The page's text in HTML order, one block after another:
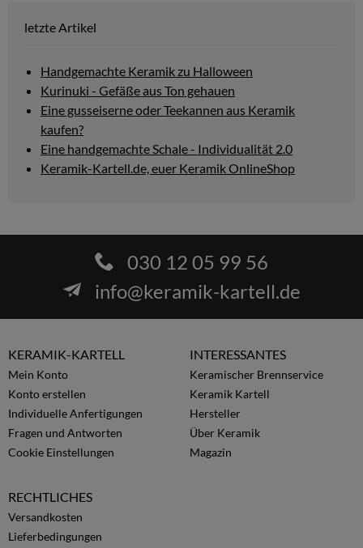
letzte Artikel
Handgemachte Keramik zu Halloween
Kurinuki - Gefäße aus Ton gehauen
Eine gusseiserne oder Teekannen aus Keramik
kaufen?
Eine handgemachte Schale - Individualität 2.0
Keramik-Kartell.de, euer Keramik OnlineShop
030 12 05 99 56
info@keramik-kartell.de
KERAMIK-KARTELL
Mein Konto
Konto erstellen
Individuelle Anfertigungen
Fragen und Antworten
Cookie Einstellungen
INTERESSANTES
Keramischer Brennservice
Keramik Kartell
Hersteller
Über Keramik
Magazin
RECHTLICHES
Versandkosten
Lieferbedingungen